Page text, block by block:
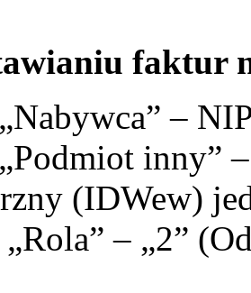
faktur
–
inny”
(IDWew)
– „2”